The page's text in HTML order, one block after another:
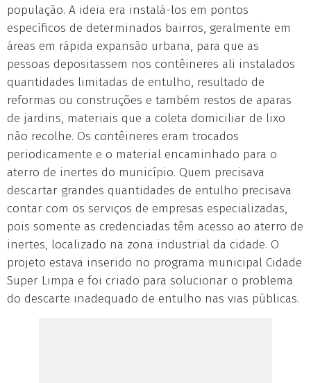
população. A ideia era instalá-los em pontos
específicos de determinados bairros, geralmente em
áreas em rápida expansão urbana, para que as
pessoas depositassem nos contêineres ali instalados
quantidades limitadas de entulho, resultado de
reformas ou construções e também restos de aparas
de jardins, materiais que a coleta domiciliar de lixo
não recolhe. Os contêineres eram trocados
periodicamente e o material encaminhado para o
aterro de inertes do município. Quem precisava
descartar grandes quantidades de entulho precisava
contar com os serviços de empresas especializadas,
pois somente as credenciadas têm acesso ao aterro de
inertes, localizado na zona industrial da cidade. O
projeto estava inserido no programa municipal Cidade
Super Limpa e foi criado para solucionar o problema
do descarte inadequado de entulho nas vias públicas.